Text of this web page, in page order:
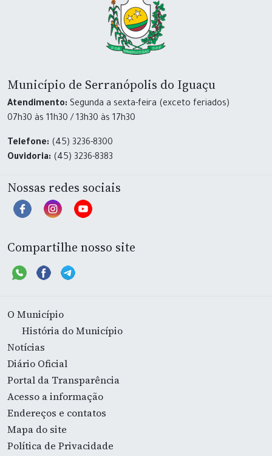
Município de Serranópolis do Iguaçu
Atendimento: Segunda a sexta-feira (exceto feriados)
07h30 às 11h30 / 13h30 às 17h30
Telefone: (45) 3236-8300
Ouvidoria: (45) 3236-8383
Nossas redes sociais
Compartilhe nosso site
O Município
História do Município
Notícias
Diário Oficial
Portal da Transparência
Acesso a informação
Endereços e contatos
Mapa do site
Política de Privacidade